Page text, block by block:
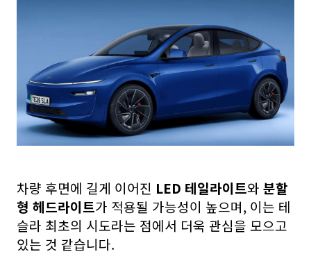
차량 후면에 길게 이어진 LED 테일라이트와 분할
형 헤드라이트가 적용될 가능성이 높으며, 이는 테
슬라 최초의 시도라는 점에서 더욱 관심을 모으고
있는 것 같습니다.